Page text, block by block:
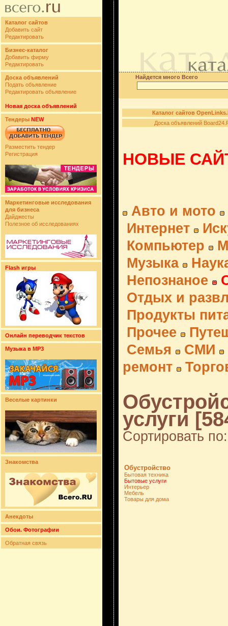
Каталог сайтов
Добавить сайт
Редактировать
Бизнес-каталог
Добавить фирму
Редактировать
Доска объявлений
Подать объявление
Редактировать объявление
Новая доска объявлений
Тендеры NEW
Разместить тендер
Регистрация
Маркетинговые исследования
для бизнеса
Дайджесты
Полезное об исследованиях
Flash игры
Онлайн переводчик текстов
Музыка в MP3
Веселые картинки
Знакомства
Анекдоты
Обои. Фотографии
Обратная связь
Найдется много Всего
Каталог сайтов
Доска объявлений
НОВЫЕ
Авто и мото
Интернет
Компьютер
Музыка
Непознаное
Отдых и
Продукты
Прочее
Семья
СМИ
ремонт
услуги
Сортировать
Обустройство
Бытовая техника
Бытовые услуги
Интерьер
Мебель
Товары для дома